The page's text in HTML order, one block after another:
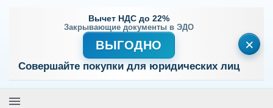
Вычет НДС до 22%
Закрывающие документы в ЭДО
ВЫГОДНО
Совершайте покупки для юридических лиц
×